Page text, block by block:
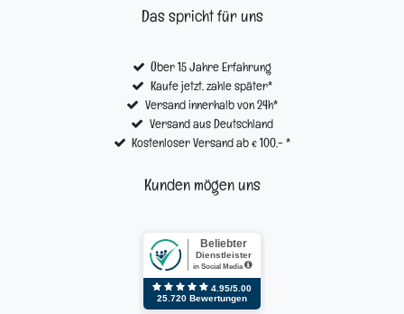
Das spricht für uns
Über 15 Jahre Erfahrung
Kaufe jetzt, zahle später*
Versand innerhalb von 24h*
Versand aus Deutschland
Kostenloser Versand ab € 100,- *
Kunden mögen uns